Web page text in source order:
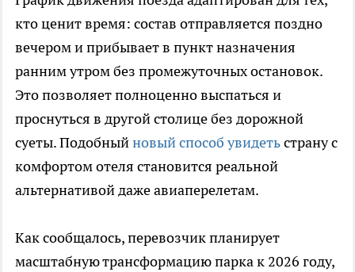
кто ценит время: состав отправляется поздно
вечером и прибывает в пункт назначения
ранним утром без промежуточных остановок.
Это позволяет полноценно выспаться и
проснуться в другой столице без дорожной
суеты. Подобныйновый способ увидетьстрану с
комфортом отеля становится реальной
альтернативой даже авиаперелетам.
Как сообщалось, перевозчик планирует
масштабную трансформацию парка к 2026 году,